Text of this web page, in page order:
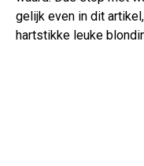
gelijk even in dit
hartstikke leuke